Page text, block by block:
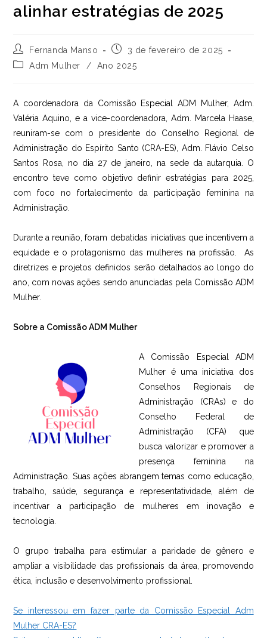
alinhar estratégias de 2025
Autor
do
post:
Fernanda Manso
Post3 de fevereiro de 2025
Categoria
Adm Mulher / Ano 2025
A coordenadora da Comissão Especial ADM Mulher, Adm.
Valéria Aquino, e a vice-coordenadora, Adm. Marcela Haase,
reuniram-se com o presidente do Conselho Regional de
Administração do Espírito Santo (CRA-ES), Adm. Flávio Celso
Santos Rosa, no dia 27 de janeiro, na sede da autarquia. O
encontro teve como objetivo definir estratégias para 2025,
com foco no fortalecimento da participação feminina na
Administração.
Durante a reunião, foram debatidas iniciativas que incentivem a
equidade e o protagonismo das mulheres na profissão. As
diretrizes e projetos definidos serão detalhados ao longo do
ano, com novas ações sendo anunciadas pela Comissão ADM
Mulher.
Sobre a Comissão ADM Mulher
A Comissão Especial ADM
Mulher é uma iniciativa dos
Conselhos Regionais de
Administração (CRAs) e do
Conselho Federal de
Administração (CFA) que
busca valorizar e promover a
presença feminina na
Administração. Suas ações abrangem temas como educação,
trabalho, saúde, segurança e representatividade, além de
incentivar a participação de mulheres em inovação e
tecnologia.
O grupo trabalha para estimular a paridade de gênero e
ampliar a visibilidade das profissionais da área, promovendo
ética, inclusão e desenvolvimento profissional.
Se interessou em fazer parte da Comissão Especial Adm
Mulher CRA-ES?